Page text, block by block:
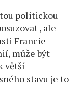
politickou
, ale
Francie
může být
větší
stavu je to